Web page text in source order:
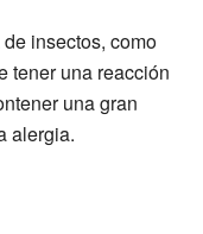
insectos, como
tener una reacción
una gran
alergia.